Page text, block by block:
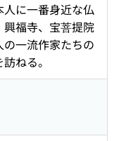
に一番身近な仏
福寺、宝菩提院
一流作家たちの
ねる。